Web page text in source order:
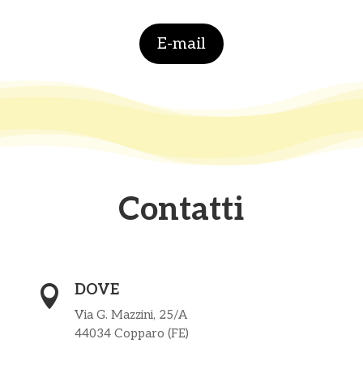
E-mail
Contatti
 DOVE
Via G. Mazzini, 25/A
44034 Copparo (FE)